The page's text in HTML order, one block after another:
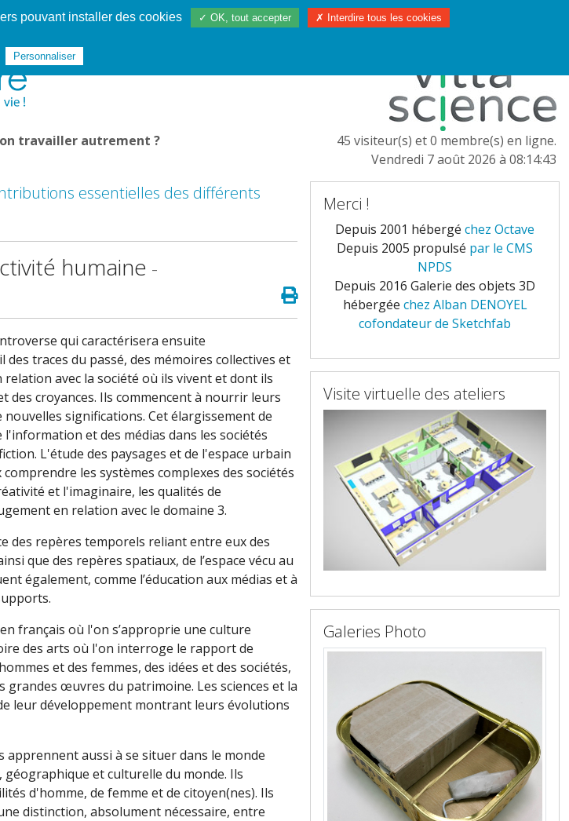
De 1995 à 2020 TÉC 1997/2023 L'EUROPE
on travailler autrement ?
45 visiteur(s) et 0 membre(s) en ligne.
Vendredi 7 août 2026 à 08:14:43
essentielles des différents
humaine -
qui caractérisera ensuite
traces du passé, des mémoires collectives et
avec la société où ils vivent et dont ils
croyances. Ils commencent à nourrir leurs
significations. Cet élargissement de
et des médias dans les sociétés
L'étude des paysages et de l'espace urbain
les systèmes complexes des sociétés
et l'imaginaire, les qualités de
en relation avec le domaine 3.
des repères temporels reliant entre eux des
que des repères spatiaux, de l’espace vécu au
également, comme l’éducation aux médias et à
français où l'on s’approprie une culture
des arts où l'on interroge le rapport de
et des femmes, des idées et des sociétés,
grandes œuvres du patrimoine. Les sciences et la
leur développement montrant leurs évolutions
aussi à se situer dans le monde
et culturelle du monde. Ils
d'homme, de femme et de citoyen(nes). Ils
distinction, absolument nécessaire, entre
Merci !
Depuis 2001 hébergé chez Octave
Depuis 2005 propulsé par le CMS
NPDS
Depuis 2016 Galerie des objets 3D
hébergée chez Alban DENOYEL
cofondateur de Sketchfab
Visite virtuelle des ateliers
Galeries Photo
pouvant installer des cookies ✓ OK, tout accepter ✗ Interdire tous les cookies
Personnaliser